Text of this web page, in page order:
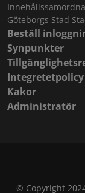
Göteborgs Stad
Beställ
Synpunkter
Integretetpolicy
Kakor
Administratör
© Copyright